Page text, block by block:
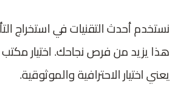
نستخدم أحدث التقنيات في استخراج
هذا يزيد من فرص نجاحك. اختيار مكتب
يعني اختيار الاحترافية والموثوقية.